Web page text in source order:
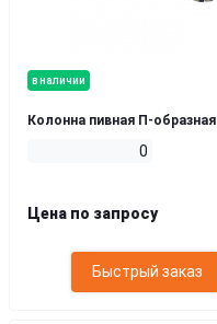
в наличии
Колонна пивная П-образная
0
Цена по запросу
Быстрый заказ